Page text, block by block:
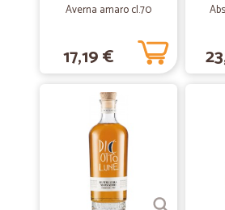
ottima soluzione e tempestivi
—Giovanni V.
Sempre tutto perfetto
Sempre tutto perfetto, e in più, trovato nel
Averna amaro cl.70
17,19 €